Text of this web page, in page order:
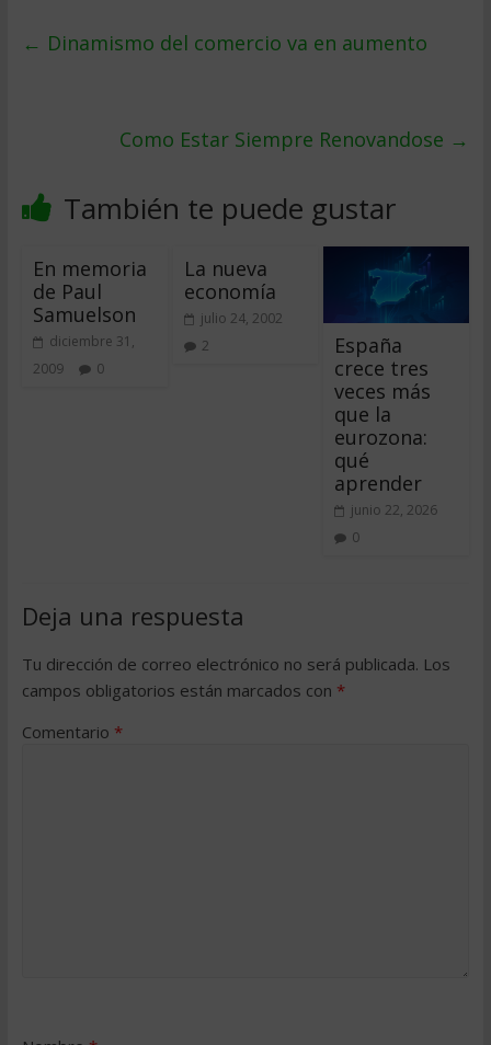
← Dinamismo del comercio va en aumento
Como Estar Siempre Renovandose →
También te puede gustar
En memoria
de Paul
Samuelson
diciembre 31,
2009
0
La nueva
economía
julio 24, 2002
2
España
crece tres
veces más
que la
eurozona:
qué
aprender
junio 22, 2026
0
Deja una respuesta
Tu dirección de correo electrónico no será publicada. Los
campos obligatorios están marcados con *
Comentario *